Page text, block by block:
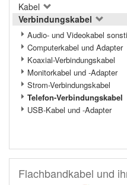
Kabel
Verbindungskabel
Audio- und Videokabel
Computerkabel und Adapter
Koaxial-Verbindungskabel
Monitorkabel und -Adapter
Strom-Verbindungskabel
Telefon-Verbindungskabel
USB-Kabel und -Adapter
Flachbandkabel und